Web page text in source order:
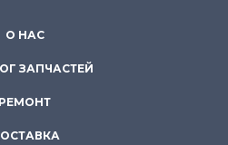
О НАС
ЗАПЧАСТЕЙ
РЕМОНТ